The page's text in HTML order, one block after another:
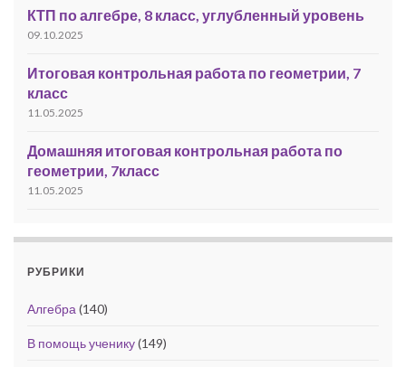
КТП по алгебре, 8 класс, углубленный уровень
09.10.2025
Итоговая контрольная работа по геометрии, 7
класс
11.05.2025
Домашняя итоговая контрольная работа по
геометрии, 7класс
11.05.2025
РУБРИКИ
Алгебра(140)
В помощь ученику(149)